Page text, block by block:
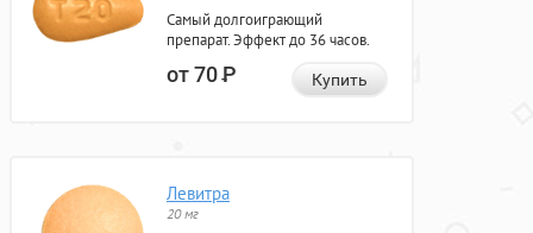
Самый долгоиграющий
препарат. Эффект до 36 часов.
от 70Р Купить
Левитра
20 мг